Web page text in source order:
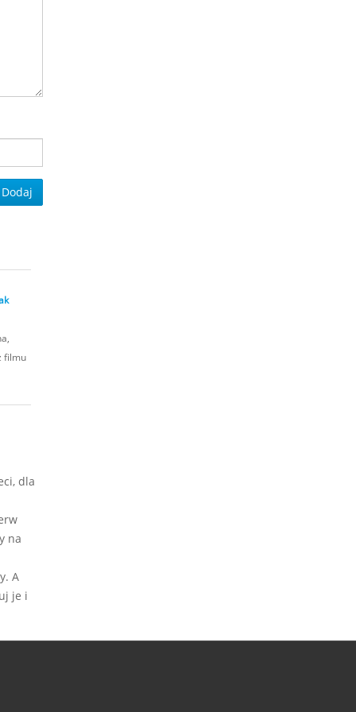
Dodaj
filmu
dla
na
A
je i